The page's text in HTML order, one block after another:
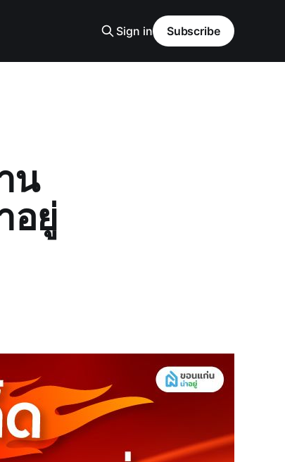
Sign in Subscribe
น
อยู่